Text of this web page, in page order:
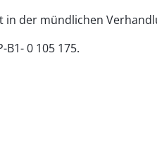
der mündlichen
0 105 175.